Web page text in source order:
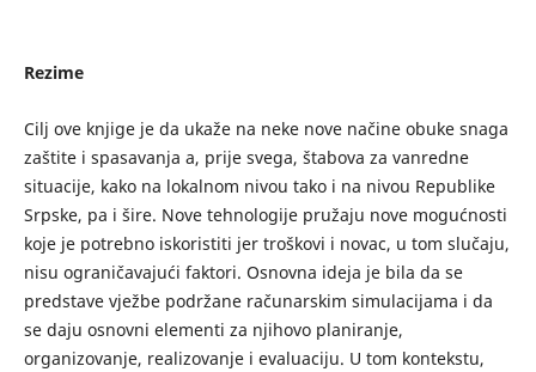
Rezime
Cilj ove knjige je da ukaže na neke nove načine obuke snaga
zaštite i spasavanja a, prije svega, štabova za vanredne
situacije, kako na lokalnom nivou tako i na nivou Republike
Srpske, pa i šire. Nove tehnologije pružaju nove mogućnosti
koje je potrebno iskoristiti jer troškovi i novac, u tom slučaju,
nisu ograničavajući faktori. Osnovna ideja je bila da se
predstave vježbe podržane računarskim simulacijama i da
se daju osnovni elementi za njihovo planiranje,
organizovanje, realizovanje i evaluaciju. U tom kontekstu,